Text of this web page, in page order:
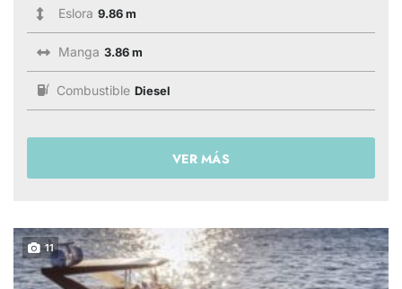
Eslora 9.86 m
Manga 3.86 m
Combustible Diesel
VER MÁS
11